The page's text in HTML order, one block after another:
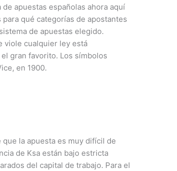
apuestas españolas ahora aquí
qué categorías de apostantes
de apuestas elegido.
viole cualquier ley está
gran favorito. Los símbolos
en 1900.
la apuesta es muy difícil de
de Ksa están bajo estricta
del capital de trabajo. Para el